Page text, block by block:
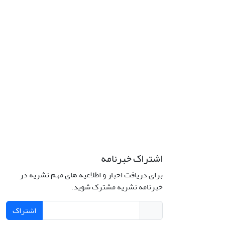
اشتراک خبرنامه
برای دریافت اخبار و اطلاعیه های مهم نشریه در
خبرنامه نشریه مشترک شوید.
اشتراک